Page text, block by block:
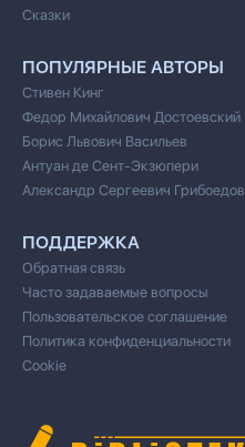
Сказки
ПОПУЛЯРНЫЕ АВТОРЫ
Стивен Кинг
Федор Михайлович Достоевский
Борис Львович Васильев
Антуан де Сент-Экзюпери
Александр Сергеевич Грибоедов
ПОДДЕРЖКА
Обратная связь
Часто задаваемые вопросы
Пользовательское соглашение
Политика конфиденциальности
Cookie